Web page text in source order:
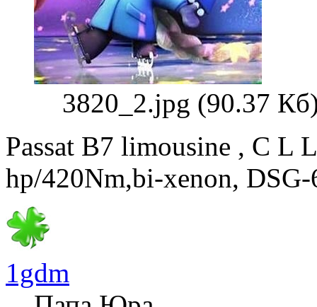
3820_2.jpg (90.37
Passat B7 limousine , C L
hp/420Nm,bi-xenon,
1gdm